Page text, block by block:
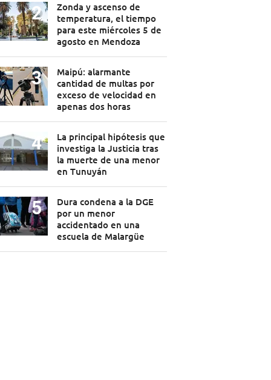
Zonda y ascenso de
temperatura, el tiempo
para este miércoles 5 de
agosto en Mendoza
Maipú: alarmante
cantidad de multas por
exceso de velocidad en
apenas dos horas
La principal hipótesis que
investiga la Justicia tras
la muerte de una menor
en Tunuyán
Dura condena a la DGE
por un menor
accidentado en una
escuela de Malargüe